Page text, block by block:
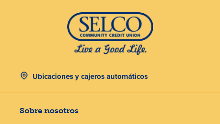
Ubicaciones y cajeros automáticos
Sobre nosotros